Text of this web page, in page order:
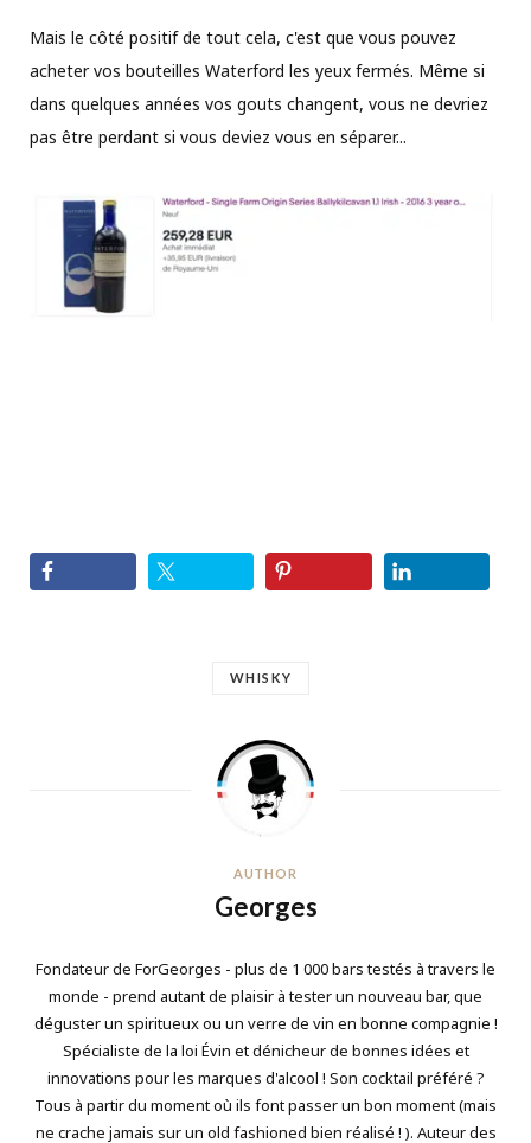
Mais le côté positif de tout cela, c'est que vous pouvez
acheter vos bouteilles Waterford les yeux fermés. Même si
dans quelques années vos gouts changent, vous ne devriez
pas être perdant si vous deviez vous en séparer...
WHISKY
AUTHOR
Georges
Fondateur de ForGeorges - plus de 1 000 bars testés à travers le
monde - prend autant de plaisir à tester un nouveau bar, que
déguster un spiritueux ou un verre de vin en bonne compagnie !
Spécialiste de la loi Évin et dénicheur de bonnes idées et
innovations pour les marques d'alcool ! Son cocktail préféré ?
Tous à partir du moment où ils font passer un bon moment (mais
ne crache jamais sur un old fashioned bien réalisé ! ). Auteur des